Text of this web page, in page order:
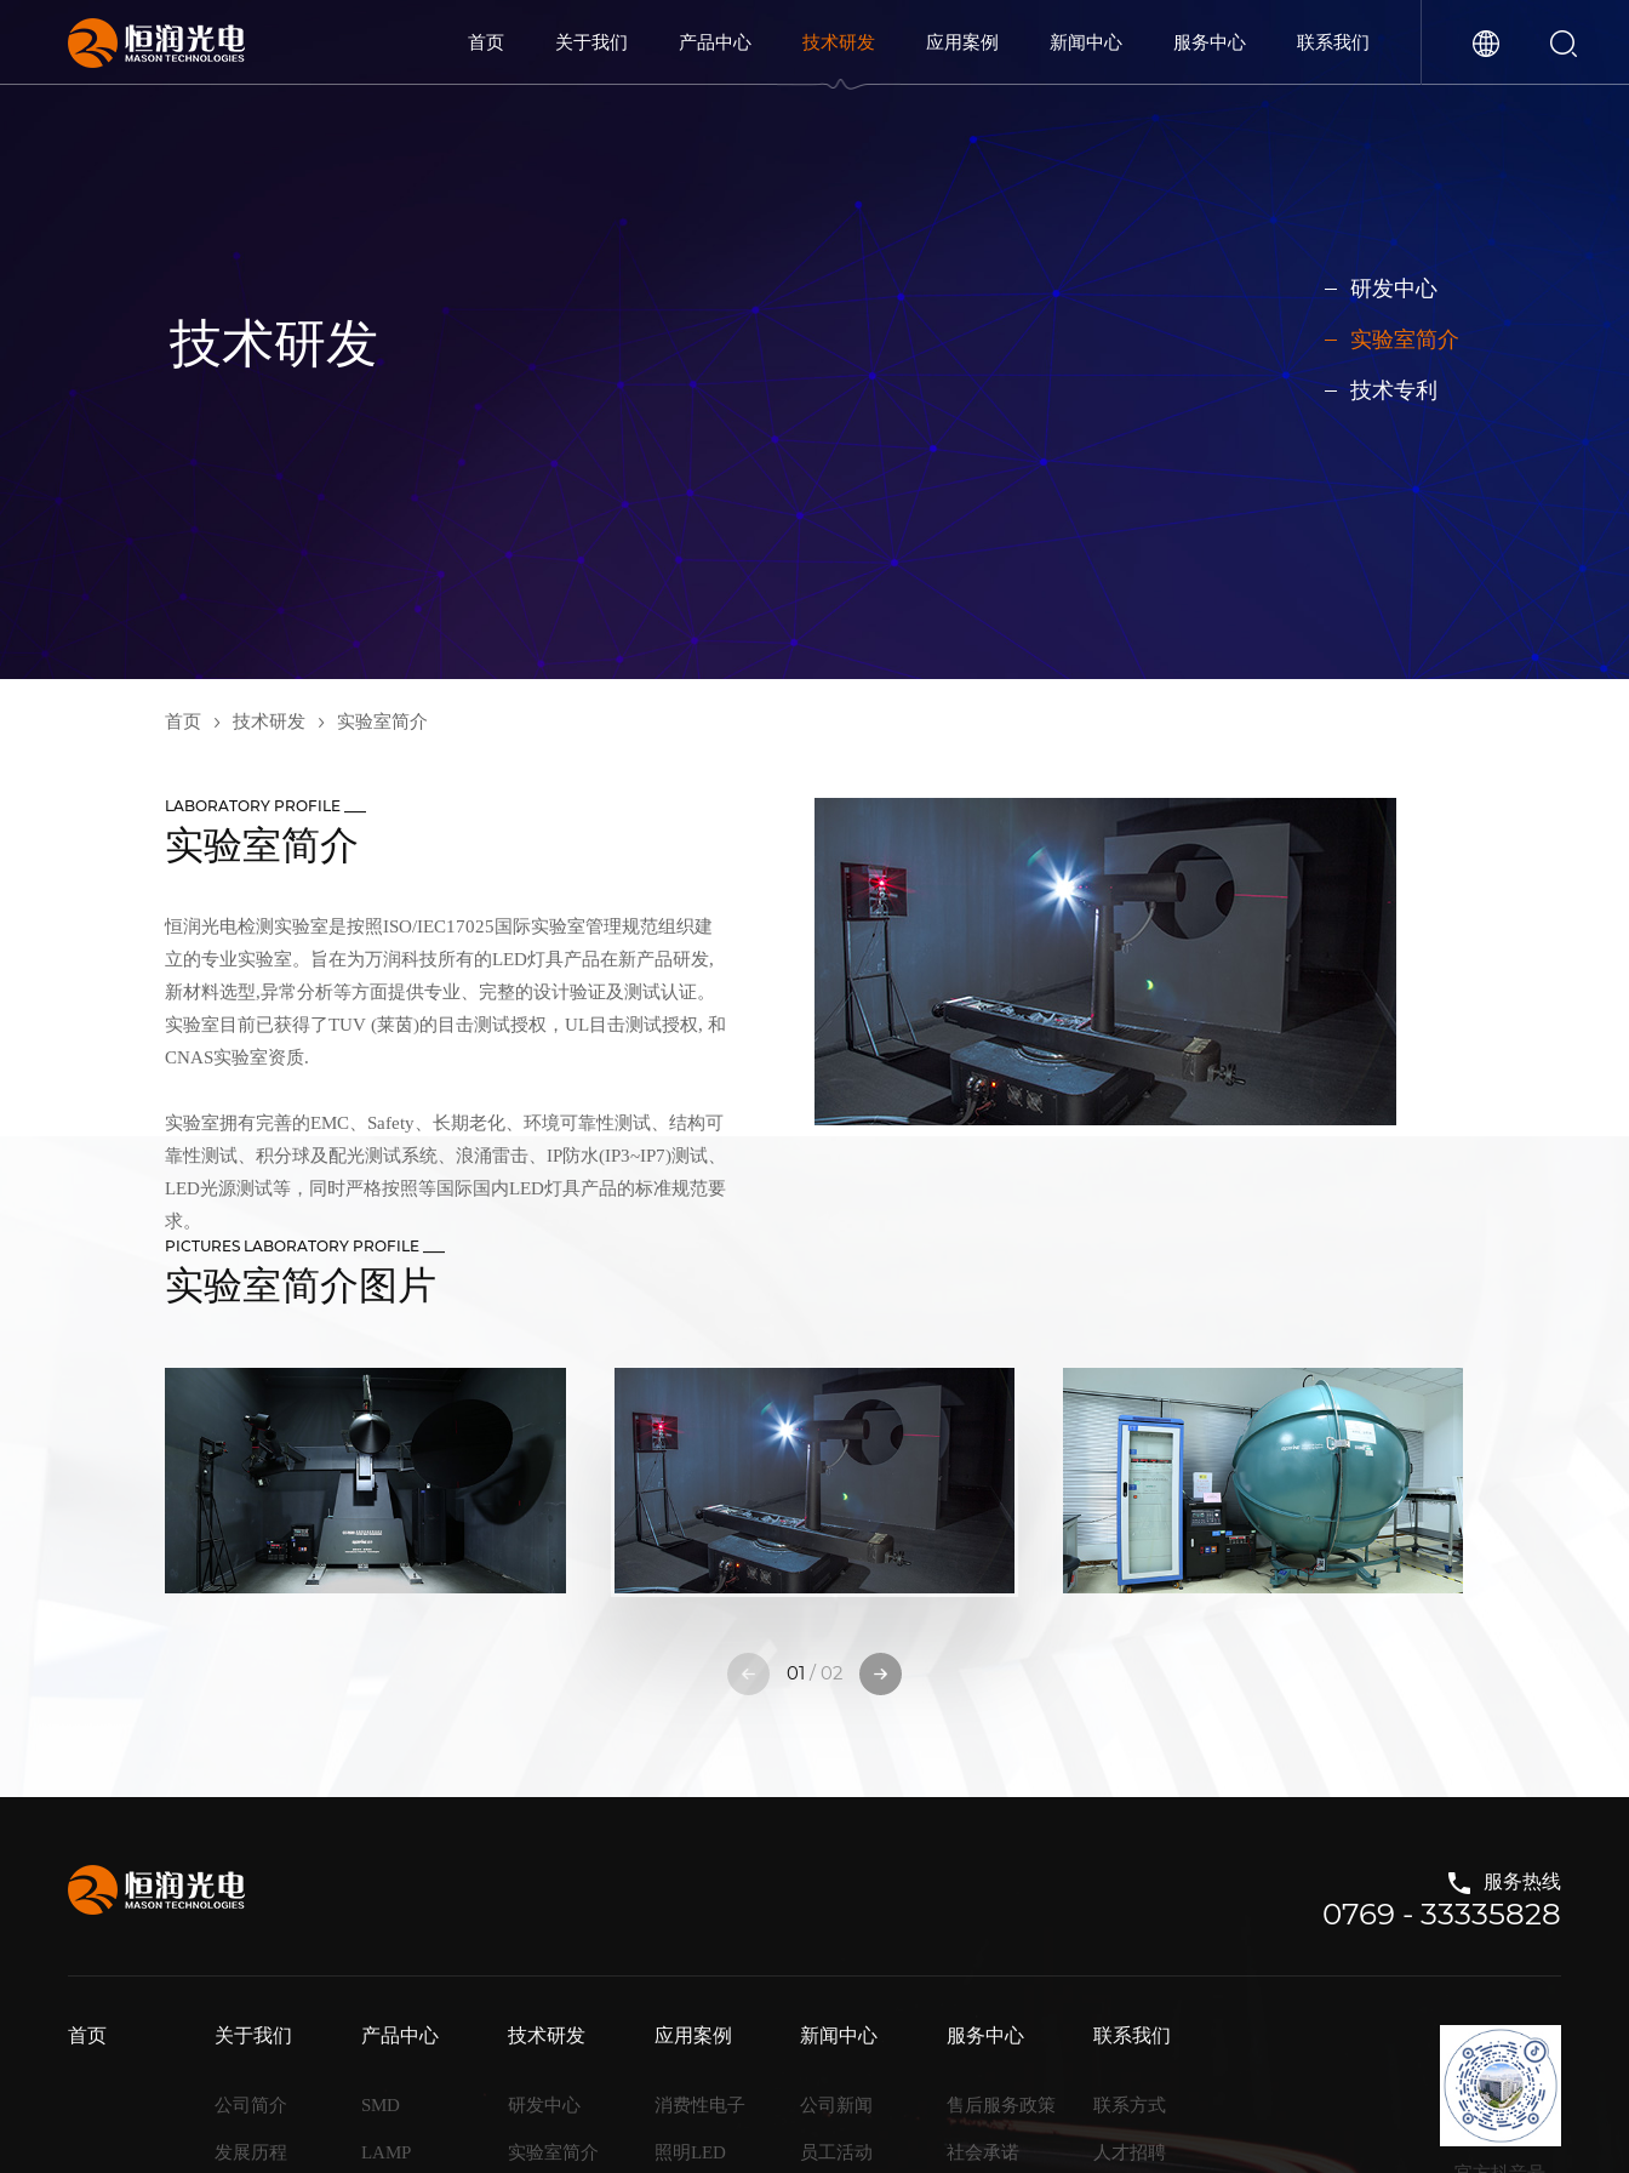
首页 关于我们 产品中心 技术研发 应用案例 新闻中心 服务中心 联系我们
技术研发
研发中心
实验室简介
技术专利
首页 技术研发 实验室简介
LABORATORY PROFILE ___
实验室简介
恒润光电检测实验室是按照ISO/IEC17025国际实验室管理规范组织建
立的专业实验室。旨在为万润科技所有的LED灯具产品在新产品研发,
新材料选型,异常分析等方面提供专业、完整的设计验证及测试认证。
实验室目前已获得了TUV (莱茵)的目击测试授权，UL目击测试授权, 和
CNAS实验室资质.
实验室拥有完善的EMC、Safety、长期老化、环境可靠性测试、结构可
靠性测试、积分球及配光测试系统、浪涌雷击、IP防水(IP3~IP7)测试、
LED光源测试等，同时严格按照等国际国内LED灯具产品的标准规范要
求。
PICTURES LABORATORY PROFILE ___
实验室简介图片
01 / 02
服务热线
0769 - 33335828
首页 关于我们
公司简介
发展历程
产品中心
SMD
LAMP
技术研发
研发中心
实验室简介
应用案例
消费性电子
照明LED
新闻中心
公司新闻
员工活动
服务中心
售后服务政策
社会承诺
联系我们
联系方式
人才招聘